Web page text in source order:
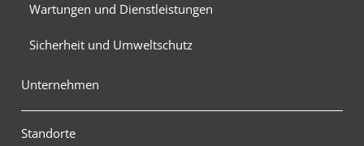
Wartungen und Dienstleistungen
Sicherheit und Umweltschutz
Unternehmen
Standorte